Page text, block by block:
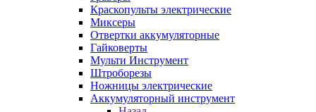
Краскопульты электрические
Миксеры
Отвертки аккумуляторные
Гайковерты
Мульти Инструмент
Штроборезы
Ножницы электрические
Аккумуляторный инструмент